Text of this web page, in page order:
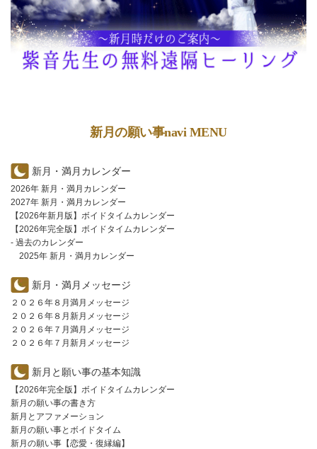
新月の願い事navi MENU
新月・満月カレンダー
2026年 新月・満月カレンダー
2027年 新月・満月カレンダー
【2026年新月版】ボイドタイムカレンダー
【2026年完全版】ボイドタイムカレンダー
- 過去のカレンダー
2025年 新月・満月カレンダー
新月・満月メッセージ
２０２６年８月満月メッセージ
２０２６年８月新月メッセージ
２０２６年７月満月メッセージ
２０２６年７月新月メッセージ
新月と願い事の基本知識
【2026年完全版】ボイドタイムカレンダー
新月の願い事の書き方
新月とアファメーション
新月の願い事とボイドタイム
新月の願い事【恋愛・復縁編】